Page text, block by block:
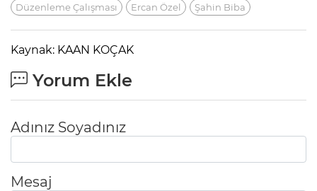
Düzenleme Çalışması
Ercan Özel Şahin Biba
Kaynak: KAAN KOÇAK
Yorum Ekle
Adınız Soyadınız
Mesaj